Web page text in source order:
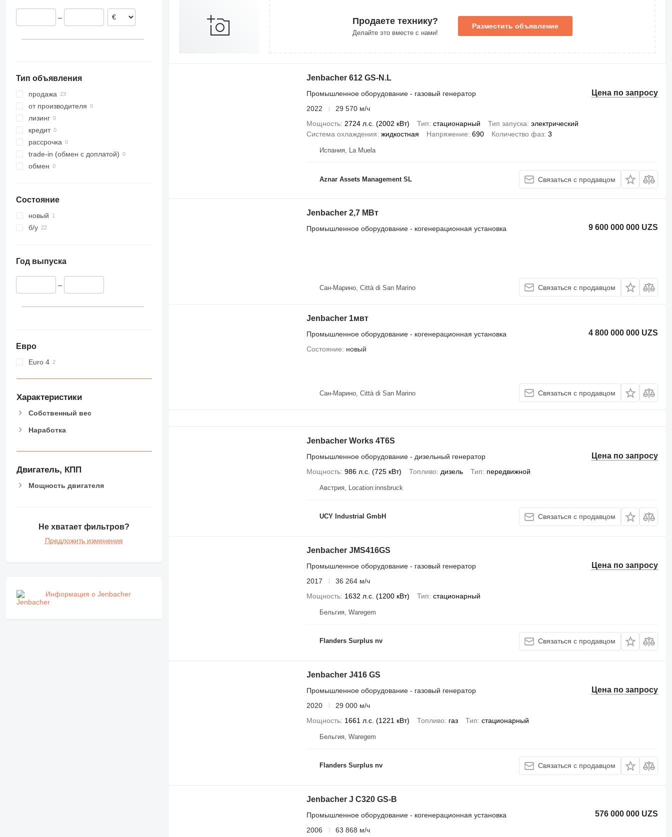
Испания
Сан-Марино
–
Тип объявления
продажа
от производителя
лизинг
кредит
рассрочка
trade-in (обмен с доплатой)
обмен
Состояние
новый
б/у
Год выпуска
–
Евро
Euro 4
Характеристики
Собственный вес
Наработка
Двигатель, КПП
Мощность двигателя
Не хватает фильтров?
Предложить изменение
Информация о Jenbacher
Продаете технику?
Делайте это вместе с нами!
Разместить объявление
Jenbacher 612 GS-N.L
Цена по запросу
Промышленное оборудование - газовый генератор
2022
29 570 м/ч
Мощность 2724 л.с. (2002 кВт) Тип стационарный Тип запуска электрический
Система охлаждения жидкостная Напряжение 690 Количество фаз 3
Испания, La Muela
Aznar Assets Management SL Связаться с продавцом
Jenbacher 2,7 МВт
9 600 000 000 UZS
Промышленное оборудование - когенерационная установка
Сан-Марино, Città di San Marino Связаться с продавцом
Jenbacher 1мвт
4 800 000 000 UZS
Промышленное оборудование - когенерационная установка
Состояние
новый
Сан-Марино, Città di San Marino Связаться с продавцом
Jenbacher Works 4T6S
Цена по запросу
Промышленное оборудование - дизельный генератор
Мощность 986 л.с. (725 кВт) Топливо дизель Тип передвижной
Австрия, Location:innsbruck
UCY Industrial GmbH Связаться с продавцом
Jenbacher JMS416GS
Цена по запросу
Промышленное оборудование - газовый генератор
2017
36 264 м/ч
Мощность 1632 л.с. (1200 кВт) Тип стационарный
Бельгия, Waregem
Flanders Surplus nv Связаться с продавцом
Jenbacher J416 GS
Цена по запросу
Промышленное оборудование - газовый генератор
2020
29 000 м/ч
Мощность 1661 л.с. (1221 кВт) Топливо газ Тип стационарный
Бельгия, Waregem
Flanders Surplus nv Связаться с продавцом
Jenbacher J C320 GS-B
576 000 000 UZS
Промышленное оборудование - когенерационная установка
2006
63 868 м/ч